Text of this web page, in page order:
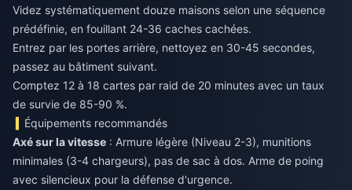
Videz systématiquement douze maisons selon une séquence
prédéfinie, en fouillant 24-36 caches cachées.
Entrez par les portes arrière, nettoyez en 30-45 secondes,
passez au bâtiment suivant.
Comptez 12 à 18 cartes par raid de 20 minutes avec un taux
de survie de 85-90 %.
Équipements recommandés
Axé sur la vitesse : Armure légère (Niveau 2-3), munitions
minimales (3-4 chargeurs), pas de sac à dos. Arme de poing
avec silencieux pour la défense d'urgence.